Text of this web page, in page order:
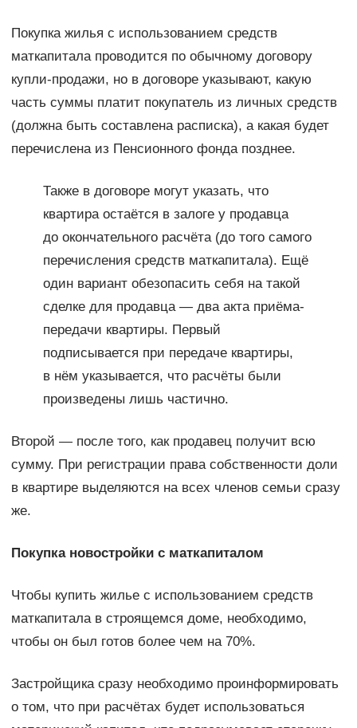
Покупка жилья с использованием средств
маткапитала проводится по обычному договору
купли-продажи, но в договоре указывают, какую
часть суммы платит покупатель из личных средств
(должна быть составлена расписка), а какая будет
перечислена из Пенсионного фонда позднее.
Также в договоре могут указать, что
квартира остаётся в залоге у продавца
до окончательного расчёта (до того самого
перечисления средств маткапитала). Ещё
один вариант обезопасить себя на такой
сделке для продавца — два акта приёма-
передачи квартиры. Первый
подписывается при передаче квартиры,
в нём указывается, что расчёты были
произведены лишь частично.
Второй — после того, как продавец получит всю
сумму. При регистрации права собственности доли
в квартире выделяются на всех членов семьи сразу
же.
Покупка новостройки с маткапиталом
Чтобы купить жилье с использованием средств
маткапитала в строящемся доме, необходимо,
чтобы он был готов более чем на 70%.
Застройщика сразу необходимо проинформировать
о том, что при расчётах будет использоваться